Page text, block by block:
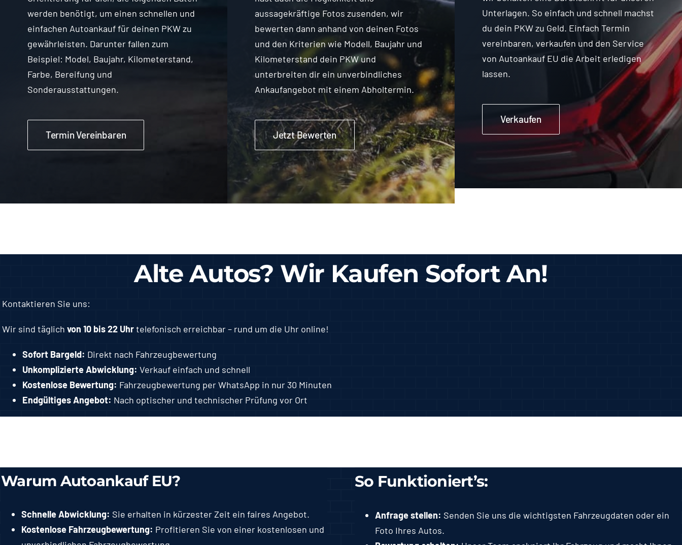
werden benötigt, um einen schnellen und
einfachen Autoankauf für deinen PKW zu
gewährleisten. Darunter fallen zum
Beispiel: Model, Baujahr, Kilometerstand,
Farbe, Bereifung und
Sonderausstattungen.
Termin Vereinbaren
aussagekräftige Fotos zusenden, wir
bewerten dann anhand von deinen Fotos
und den Kriterien wie Modell, Baujahr und
Kilometerstand dein PKW und
unterbreiten dir ein unverbindliches
Ankaufangebot mit einem Abholtermin.
Jetzt Bewerten
Unterlagen. So einfach und schnell machst
du dein PKW zu Geld. Einfach Termin
vereinbaren, verkaufen und den Service
von Autoankauf EU die Arbeit erledigen
lassen.
Verkaufen
Alte Autos? Wir Kaufen Sofort An!
Kontaktieren Sie uns:
Wir sind täglichvon 10 bis 22 Uhrtelefonisch erreichbar – rund um die Uhr online!
Sofort Bargeld: Direkt nach Fahrzeugbewertung
Unkomplizierte Abwicklung: Verkauf einfach und schnell
Kostenlose Bewertung: Fahrzeugbewertung per WhatsApp in nur 30 Minuten
Endgültiges Angebot: Nach optischer und technischer Prüfung vor Ort
Warum Autoankauf EU?
Schnelle Abwicklung: Sie erhalten in kürzester Zeit ein faires Angebot.
Kostenlose Fahrzeugbewertung: Profitieren Sie von einer kostenlosen und
So Funktioniert’s:
Anfrage stellen: Senden Sie uns die wichtigsten Fahrzeugdaten oder ein
Foto Ihres Autos.